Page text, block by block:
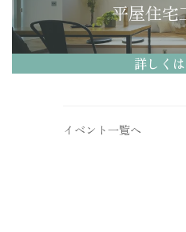
平屋住宅
詳しく
イベント一覧へ